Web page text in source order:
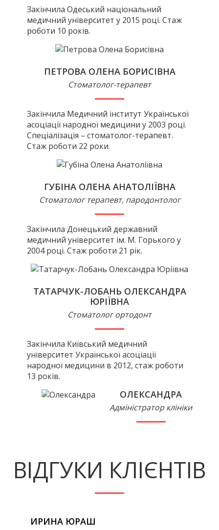
Закінчила Одеський національний
медичний університет у 2015 році. Стаж
роботи 10 років.
ПЕТРОВА ОЛЕНА БОРИСІВНА
Стоматолог-терапевт
Закінчила Медичний інститут Української
асоціації народної медицини у 2003 році.
Спеціалізація – стоматолог-терапевт.
Стаж роботи 22 роки.
ГУБІНА ОЛЕНА АНАТОЛІЇВНА
Стоматолог терапевт, пародонтолог
Закінчила Донецький державний
медичний університет ім. М. Горького у
2004 році. Стаж роботи 21 рік.
ТАТАРЧУК-ЛОБАНЬ ОЛЕКСАНДРА
ЮРІЇВНА
Стоматолог ортодонт
Закінчила Київський медичний
університет Української асоціації
народної медицини в 2012, стаж роботи
13 років.
ОЛЕКСАНДРА
Адміністратор клініки
ВІДГУКИ КЛІЄНТІВ
ИРИНА ЮРАШ